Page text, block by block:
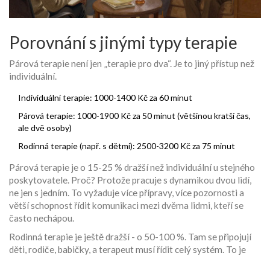
Porovnání s jinými typy terapie
Párová terapie není jen „terapie pro dva“. Je to jiný přístup než
individuální.
Individuální terapie: 1000-1400 Kč za 60 minut
Párová terapie: 1000-1900 Kč za 50 minut (většinou kratší čas,
ale dvě osoby)
Rodinná terapie (např. s dětmi): 2500-3200 Kč za 75 minut
Párová terapie je o 15-25 % dražší než individuální u stejného
poskytovatele. Proč? Protože pracuje s dynamikou dvou lidí,
ne jen s jedním. To vyžaduje více přípravy, více pozornosti a
větší schopnost řídit komunikaci mezi dvěma lidmi, kteří se
často nechápou.
Rodinná terapie je ještě dražší - o 50-100 %. Tam se připojují
děti, rodiče, babičky, a terapeut musí řídit celý systém. To je